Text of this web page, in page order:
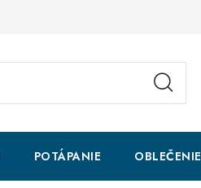
POTÁPANIE OBLEČENIE